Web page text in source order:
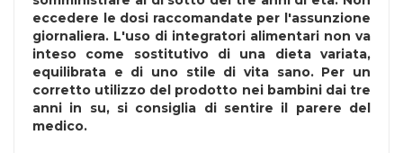
eccedere le dosi raccomandate per l'assunzione
giornaliera. L'uso di integratori alimentari non va
inteso come sostitutivo di una dieta variata,
equilibrata e di uno stile di vita sano. Per un
corretto utilizzo del prodotto nei bambini dai tre
anni in su, si consiglia di sentire il parere del
medico.